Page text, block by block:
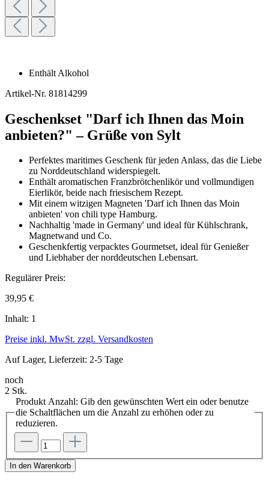
Enthält Alkohol
Artikel-Nr. 81814299
Geschenkset "Darf ich Ihnen das Moin
anbieten?" – Grüße von Sylt
Perfektes maritimes Geschenk für jeden Anlass, das die Liebe
zu Norddeutschland widerspiegelt.
Enthält aromatischen Franzbrötchenlikör und vollmundigen
Eierlikör, beide nach friesischem Rezept.
Mit einem witzigen Magneten 'Darf ich Ihnen das Moin
anbieten' von chili type Hamburg.
Nachhaltig 'made in Germany' und ideal für Kühlschrank,
Magnetwand und Co.
Geschenkfertig verpacktes Gourmetset, ideal für Genießer
und Liebhaber der norddeutschen Lebensart.
Regulärer Preis:
39,95 €
Inhalt: 1
Preise inkl. MwSt. zzgl. Versandkosten
Auf Lager, Lieferzeit: 2-5 Tage
noch
2 Stk.
Produkt Anzahl: Gib den gewünschten Wert ein oder benutze
die Schaltflächen um die Anzahl zu erhöhen oder zu
reduzieren.
In den Warenkorb